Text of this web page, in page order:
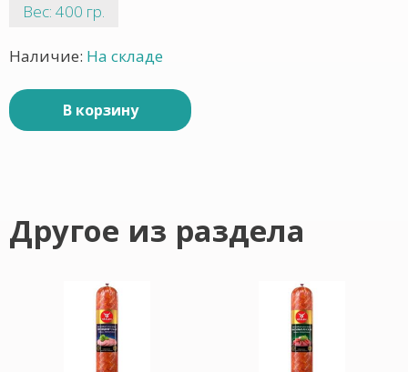
Вес: 400 гр.
Наличие: На складе
В корзину
Другое из раздела